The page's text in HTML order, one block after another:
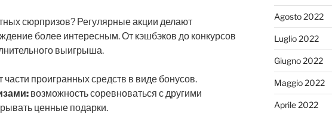
сюрпризов? Регулярные акции делают
более интересным. От кэшбэков до конкурсов
выигрыша.
части проигранных средств в виде бонусов.
возможность соревноваться с другими
ценные подарки.
Agosto 2022
Luglio 2022
Giugno 2022
Maggio 2022
Aprile 2022